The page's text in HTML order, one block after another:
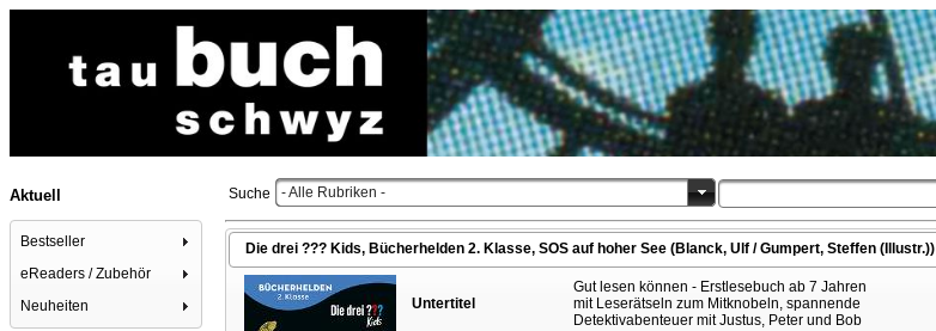
Aktuell
Bestseller
eReaders / Zubehör
Neuheiten
Suche - Alle Rubriken -
Die drei ??? Kids, Bücherhelden 2. Klasse, SOS auf hoher See (Blanck, Ulf / Gumpert, Steffen (Illustr.))
Untertitel
Gut lesen können - Erstlesebuch ab 7 Jahren
mit Leserätseln zum Mitknobeln, spannende
Detektivabenteuer mit Justus, Peter und Bob